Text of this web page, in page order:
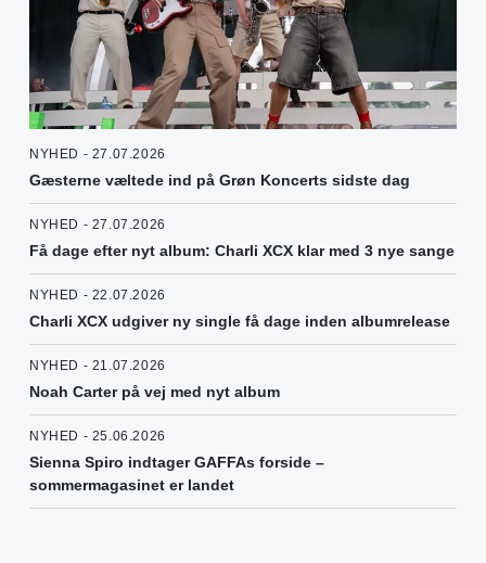
NYHED - 27.07.2026
Gæsterne væltede ind på Grøn Koncerts sidste dag
NYHED - 27.07.2026
Få dage efter nyt album: Charli XCX klar med 3 nye sange
NYHED - 22.07.2026
Charli XCX udgiver ny single få dage inden albumrelease
NYHED - 21.07.2026
Noah Carter på vej med nyt album
NYHED - 25.06.2026
Sienna Spiro indtager GAFFAs forside –
sommermagasinet er landet